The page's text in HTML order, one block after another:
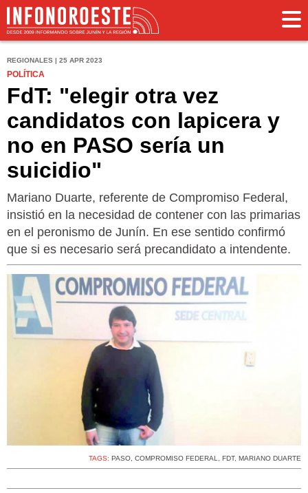
REGIONALES | 25 APR 2023
POLÍTICA
FdT: "elegir otra vez
candidatos con lapicera y
no en PASO sería un
suicidio"
Mariano Duarte, referente de Compromiso Federal,
insistió en la necesidad de contener con las primarias
en el peronismo de Junín. En ese sentido confirmó
que si es necesario será precandidato a intendente.
TAGS: PASO, COMPROMISO FEDERAL, FDT, MARIANO DUARTE